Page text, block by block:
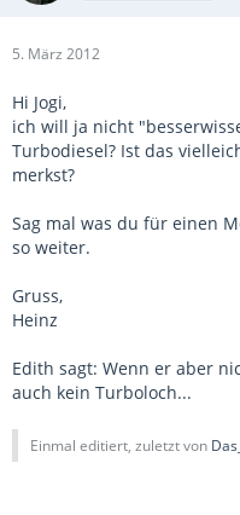
5. März 2012
Hi Jogi,
ich will ja nicht
Turbodiesel? Ist das
merkst?
Sag mal was du für einen
so weiter.
Gruss,
Heinz
Edith sagt: Wenn er aber
auch kein Turboloch...
Einmal editiert, zuletzt von